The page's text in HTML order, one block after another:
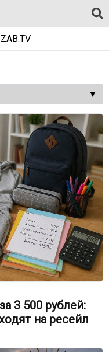
ZAB.TV
3 500 рублей:
на ресейл